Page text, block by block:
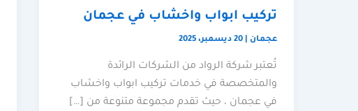
تركيب ابواب واخشاب في عجمان
عجمان 20 ديسمبر، 2025
تُعتبر شركة الرواد من الشركات الرائدة
والمتخصصة في خدمات تركيب ابواب واخشاب
في عجمان ، حيث تقدم مجموعة متنوعة من […]